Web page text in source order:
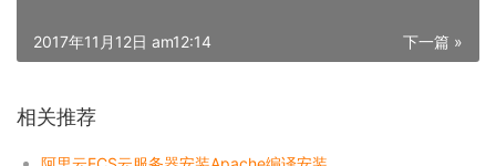
下一篇 »
2017年11月12日 am12:14
相关推荐